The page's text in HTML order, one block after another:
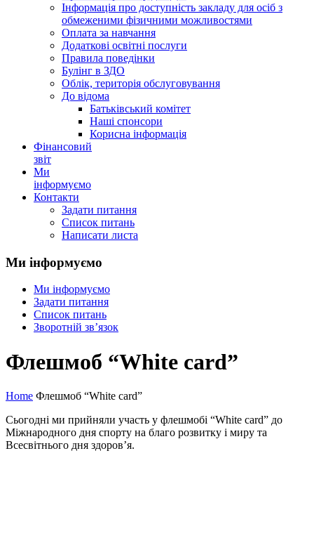
Інформація про доступність закладу для осіб з
обмеженими фізичними можливостями
Оплата за навчання
Додаткові освітні послуги
Правила поведінки
Булінг в ЗДО
Облік, територія обслуговування
До відома
Батьківський комітет
Наші спонсори
Корисна інформація
Фінансовий
звіт
Ми
інформуємо
Контакти
Задати питання
Список питань
Написати листа
Ми інформуємо
Ми інформуємо
Задати питання
Список питань
Зворотній зв’язок
Флешмоб “White card”
Home Флешмоб “White card”
Сьогодні ми прийняли участь у флешмобі “White card” до
Міжнародного дня спорту на благо розвитку і миру та
Всесвітнього дня здоров’я.